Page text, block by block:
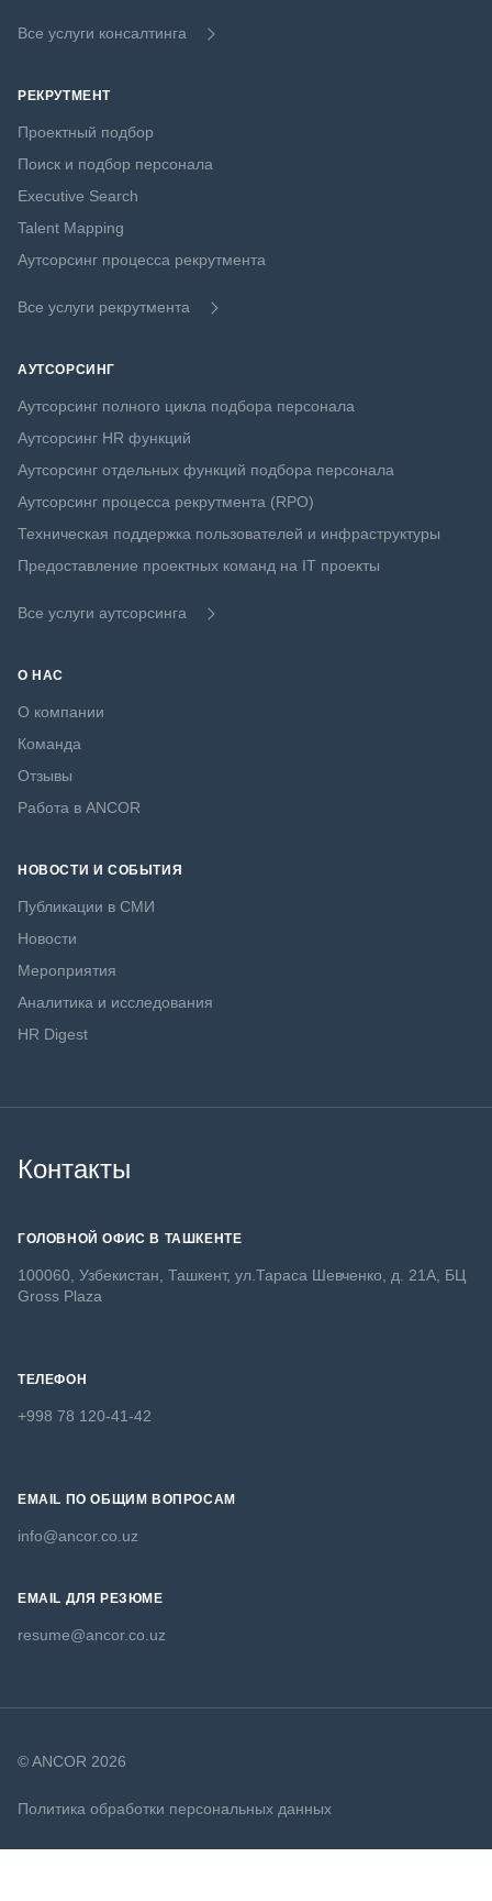
Все услуги консалтинга
РЕКРУТМЕНТ
Проектный подбор
Поиск и подбор персонала
Executive Search
Talent Mapping
Аутсорсинг процесса рекрутмента
Все услуги рекрутмента
АУТСОРСИНГ
Аутсорсинг полного цикла подбора персонала
Аутсорсинг HR функций
Аутсорсинг отдельных функций подбора персонала
Аутсорсинг процесса рекрутмента (RPO)
Техническая поддержка пользователей и инфраструктуры
Предоставление проектных команд на IT проекты
Все услуги аутсорсинга
О НАС
О компании
Команда
Отзывы
Работа в ANCOR
НОВОСТИ И СОБЫТИЯ
Публикации в СМИ
Новости
Мероприятия
Аналитика и исследования
HR Digest
Контакты
ГОЛОВНОЙ ОФИС В ТАШКЕНТЕ
100060, Узбекистан, Ташкент, ул.Тараса Шевченко, д. 21А, БЦ
Gross Plaza
ТЕЛЕФОН
+998 78 120-41-42
EMAIL ПО ОБЩИМ ВОПРОСАМ
info@ancor.co.uz
EMAIL ДЛЯ РЕЗЮМЕ
resume@ancor.co.uz
© ANCOR 2026
Политика обработки персональных данных